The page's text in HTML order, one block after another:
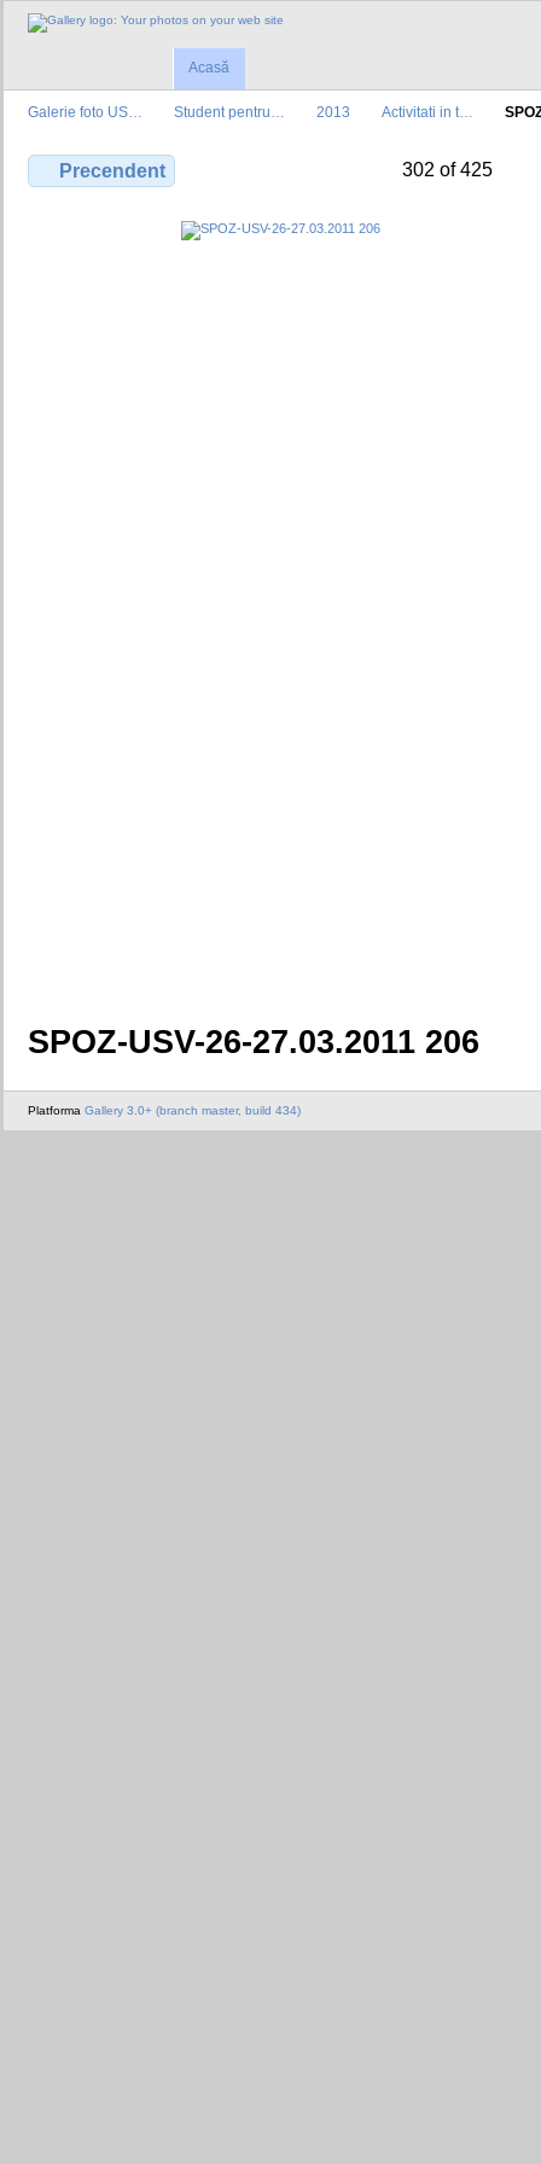
Acasă
Galerie foto US… Student pentru… 2013 Activitati in t…
Precendent 302 of 425
SPOZ-USV-26-27.03.2011 206
Platforma Gallery 3.0+ (branch master, build 434)